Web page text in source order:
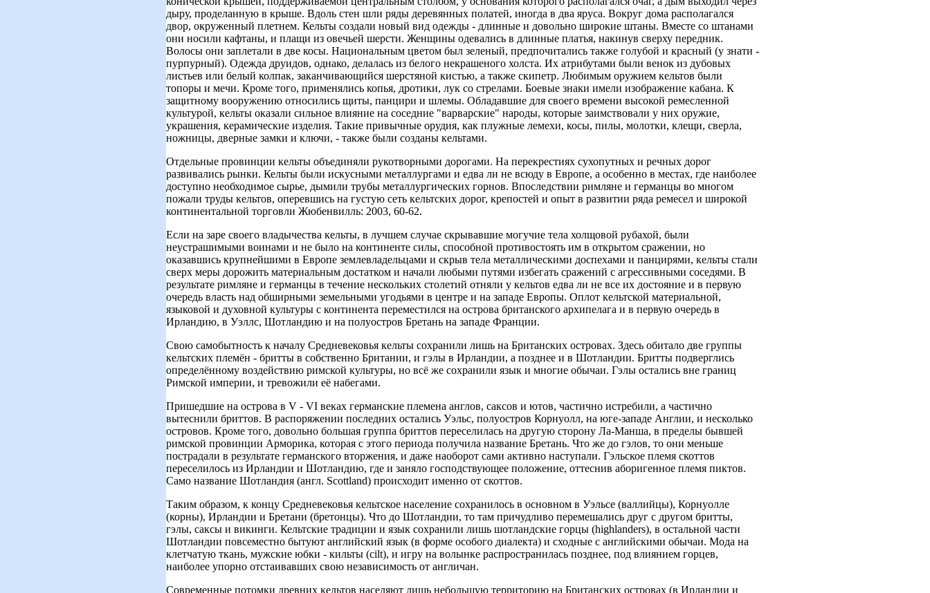
дыру, проделанную в крыше. Вдоль стен шли ряды деревянных полатей, иногда в два яруса. Вокруг дома располагался
двор, окруженный плетнем. Кельты создали новый вид одежды - длинные и довольно широкие штаны. Вместе со штанами
они носили кафтаны, и плащи из овечьей шерсти. Женщины одевались в длинные платья, накинув сверху передник.
Волосы они заплетали в две косы. Национальным цветом был зеленый, предпочитались также голубой и красный (у знати -
пурпурный). Одежда друидов, однако, делалась из белого некрашеного холста. Их атрибутами были венок из дубовых
листьев или белый колпак, заканчивающийся шерстяной кистью, а также скипетр. Любимым оружием кельтов были
топоры и мечи. Кроме того, применялись копья, дротики, лук со стрелами. Боевые знаки имели изображение кабана. К
защитному вооружению относились щиты, панцири и шлемы. Обладавшие для своего времени высокой ремесленной
культурой, кельты оказали сильное влияние на соседние "варварские" народы, которые заимствовали у них оружие,
украшения, керамические изделия. Такие привычные орудия, как плужные лемехи, косы, пилы, молотки, клещи, сверла,
ножницы, дверные замки и ключи, - также были созданы кельтами.
Отдельные провинции кельты объединяли рукотворными дорогами. На перекрестиях сухопутных и речных дорог
развивались рынки. Кельты были искусными металлургами и едва ли не всюду в Европе, а особенно в местах, где наиболее
доступно необходимое сырье, дымили трубы металлургических горнов. Впоследствии римляне и германцы во многом
пожали труды кельтов, оперевшись на густую сеть кельтских дорог, крепостей и опыт в развитии ряда ремесел и широкой
континентальной торговли Жюбенвилль: 2003, 60-62.
Если на заре своего владычества кельты, в лучшем случае скрывавшие могучие тела холщовой рубахой, были
неустрашимыми воинами и не было на континенте силы, способной противостоять им в открытом сражении, но
оказавшись крупнейшими в Европе землевладельцами и скрыв тела металлическими доспехами и панцирями, кельты стали
сверх меры дорожить материальным достатком и начали любыми путями избегать сражений с агрессивными соседями. В
результате римляне и германцы в течение нескольких столетий отняли у кельтов едва ли не все их достояние и в первую
очередь власть над обширными земельными угодьями в центре и на западе Европы. Оплот кельтской материальной,
языковой и духовной культуры с континента переместился на острова британского архипелага и в первую очередь в
Ирландию, в Уэллс, Шотландию и на полуостров Бретань на западе Франции.
Свою самобытность к началу Средневековья кельты сохранили лишь на Британских островах. Здесь обитало две группы
кельтских племён - бритты в собственно Британии, и гэлы в Ирландии, а позднее и в Шотландии. Бритты подверглись
определённому воздействию римской культуры, но всё же сохранили язык и многие обычаи. Гэлы остались вне границ
Римской империи, и тревожили её набегами.
Пришедшие на острова в V - VI веках германские племена англов, саксов и ютов, частично истребили, а частично
вытеснили бриттов. В распоряжении последних остались Уэльс, полуостров Корнуолл, на юге-западе Англии, и несколько
островов. Кроме того, довольно большая группа бриттов переселилась на другую сторону Ла-Манша, в пределы бывшей
римской провинции Арморика, которая с этого периода получила название Бретань. Что же до гэлов, то они меньше
пострадали в результате германского вторжения, и даже наоборот сами активно наступали. Гэльское племя скоттов
переселилось из Ирландии и Шотландию, где и заняло господствующее положение, оттеснив аборигенное племя пиктов.
Само название Шотландия (англ. Scottland) происходит именно от скоттов.
Таким образом, к концу Средневековья кельтское население сохранилось в основном в Уэльсе (валлийцы), Корнуолле
(корны), Ирландии и Бретани (бретонцы). Что до Шотландии, то там причудливо перемешались друг с другом бритты,
гэлы, саксы и викинги. Кельтские традиции и язык сохранили лишь шотландские горцы (highlanders), в остальной части
Шотландии повсеместно бытуют английский язык (в форме особого диалекта) и сходные с английскими обычаи. Мода на
клетчатую ткань, мужские юбки - кильты (cilt), и игру на волынке распространилась позднее, под влиянием горцев,
наиболее упорно отстаивавших свою независимость от англичан.
Современные потомки древних кельтов населяют лишь небольшую территорию на Британских островах (в Ирландии и